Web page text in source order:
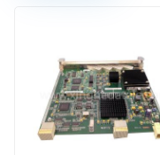
توفير كل هذه بأفضل الأسعار